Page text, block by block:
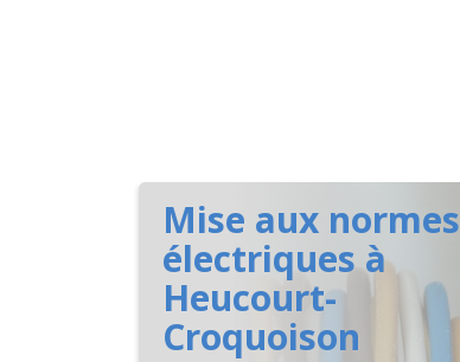
Mise aux normes
électriques à
Heucourt-
Croquoison